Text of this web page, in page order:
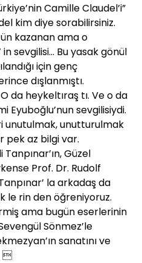
Camille Claudel’i”
kim diye sorabilirsiniz.
ün kazanan ama o
sevgilisi... Bu yasak gönül
için genç
dışlanmıştı.
da heykeltıraş tı. Ve o da
Eyuboğlu’nun sevgilisiydi.
unutulmak, unutturulmak
pek az bilgi var.
Güzel
Prof. Dr. Rudolf
la arkadaş da
le rin den öğreniyoruz.
ama bugün eserlerinin
Sönmez’le
sanatını ve
